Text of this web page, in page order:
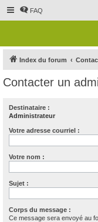
FAQ
Index du forum
Contacter un
Destinataire :
Administrateur
Votre adresse courriel :
Votre nom :
Sujet :
Corps du message :
Ce message sera envoyé au